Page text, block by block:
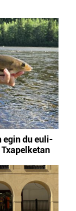
egin du euli-